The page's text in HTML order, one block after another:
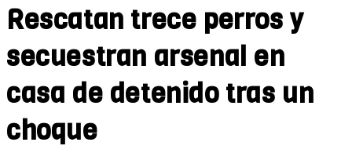
Rescatan trece perros y
secuestran arsenal en
casa de detenido tras un
choque